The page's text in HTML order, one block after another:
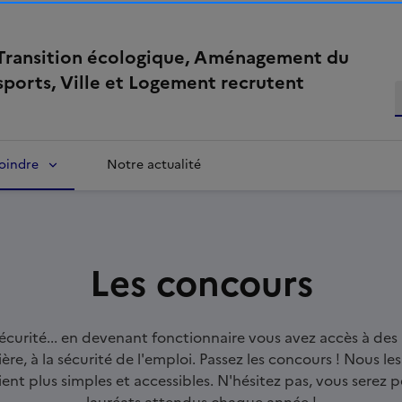
écologique, Aménagement du
Ville et Logement recrutent
Notre actualité
Les concours
en devenant fonctionnaire vous avez accès à
à la sécurité de l'emploi. Passez les concours ! Nous
plus simples et accessibles. N'hésitez pas, vous serez